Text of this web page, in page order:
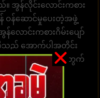
အွန်လိုင်းလောင်းကစား
န် ဝန်ဆောင်မှုပေးတဲ့အဖွဲ့
လောင်းကစားဂိမ်းပျော်
တို့သည် အောက်ပါအတိုင်း
ဆုံးဖြတ်ရန် သင့်အတွက်
ားကို စုစည်းထား